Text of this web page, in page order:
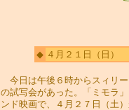
◆ ４月２１日（日）
今日は午後６時からスィリー
の試写会があった。「ミモラ
ンド映画で、４月２７日（土